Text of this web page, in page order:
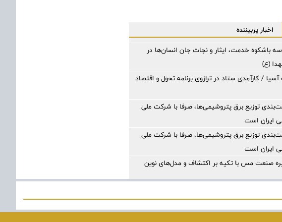
اخبار پربیننده
باشکوه خدمت، ایثار و نجات جان انسان‌ها در
(ع)
/ کارآمدی ستاد در ترازوی برنامه تحول و اقتصاد
توزیع برق پتروشیمی‌ها، صرفا با شرکت ملی
ایران است
توزیع برق پتروشیمی‌ها، صرفا با شرکت ملی
ایران است
صنعت مس با تکیه بر اکتشاف و مدل‌های نوین